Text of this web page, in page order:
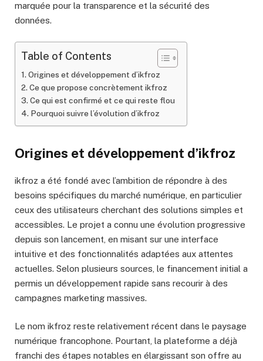
marquée pour la transparence et la sécurité des
données.
Table of Contents
Origines et développement d’ikfroz
Ce que propose concrètement ikfroz
Ce qui est confirmé et ce qui reste flou
Pourquoi suivre l’évolution d’ikfroz
Origines et développement d’ikfroz
ikfroz a été fondé avec l’ambition de répondre à des
besoins spécifiques du marché numérique, en particulier
ceux des utilisateurs cherchant des solutions simples et
accessibles. Le projet a connu une évolution progressive
depuis son lancement, en misant sur une interface
intuitive et des fonctionnalités adaptées aux attentes
actuelles. Selon plusieurs sources, le financement initial a
permis un développement rapide sans recourir à des
campagnes marketing massives.
Le nom ikfroz reste relativement récent dans le paysage
numérique francophone. Pourtant, la plateforme a déjà
franchi des étapes notables en élargissant son offre au